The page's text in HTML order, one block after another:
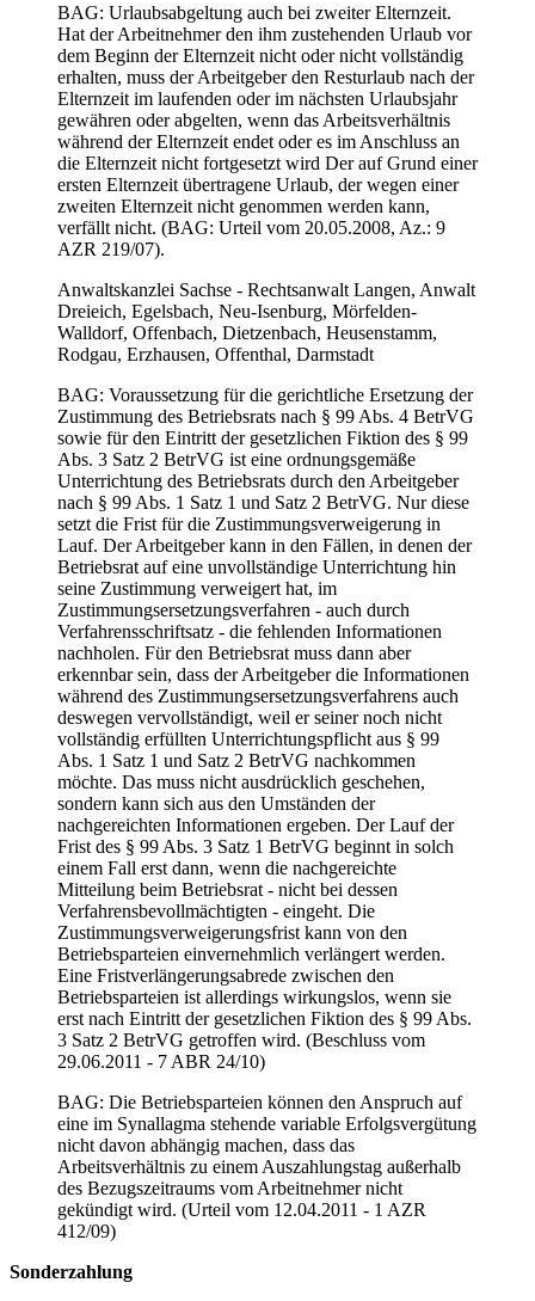
BAG: Urlaubsabgeltung auch bei zweiter Elternzeit.
Hat der Arbeitnehmer den ihm zustehenden Urlaub vor
dem Beginn der Elternzeit nicht oder nicht vollständig
erhalten, muss der Arbeitgeber den Resturlaub nach der
Elternzeit im laufenden oder im nächsten Urlaubsjahr
gewähren oder abgelten, wenn das Arbeitsverhältnis
während der Elternzeit endet oder es im Anschluss an
die Elternzeit nicht fortgesetzt wird Der auf Grund einer
ersten Elternzeit übertragene Urlaub, der wegen einer
zweiten Elternzeit nicht genommen werden kann,
verfällt nicht. (BAG: Urteil vom 20.05.2008, Az.: 9
AZR 219/07).
Anwaltskanzlei Sachse - Rechtsanwalt Langen, Anwalt
Dreieich, Egelsbach, Neu-Isenburg, Mörfelden-
Walldorf, Offenbach, Dietzenbach, Heusenstamm,
Rodgau, Erzhausen, Offenthal, Darmstadt
BAG: Voraussetzung für die gerichtliche Ersetzung der
Zustimmung des Betriebsrats nach § 99 Abs. 4 BetrVG
sowie für den Eintritt der gesetzlichen Fiktion des § 99
Abs. 3 Satz 2 BetrVG ist eine ordnungsgemäße
Unterrichtung des Betriebsrats durch den Arbeitgeber
nach § 99 Abs. 1 Satz 1 und Satz 2 BetrVG. Nur diese
setzt die Frist für die Zustimmungsverweigerung in
Lauf. Der Arbeitgeber kann in den Fällen, in denen der
Betriebsrat auf eine unvollständige Unterrichtung hin
seine Zustimmung verweigert hat, im
Zustimmungsersetzungsverfahren - auch durch
Verfahrensschriftsatz - die fehlenden Informationen
nachholen. Für den Betriebsrat muss dann aber
erkennbar sein, dass der Arbeitgeber die Informationen
während des Zustimmungsersetzungsverfahrens auch
deswegen vervollständigt, weil er seiner noch nicht
vollständig erfüllten Unterrichtungspflicht aus § 99
Abs. 1 Satz 1 und Satz 2 BetrVG nachkommen
möchte. Das muss nicht ausdrücklich geschehen,
sondern kann sich aus den Umständen der
nachgereichten Informationen ergeben. Der Lauf der
Frist des § 99 Abs. 3 Satz 1 BetrVG beginnt in solch
einem Fall erst dann, wenn die nachgereichte
Mitteilung beim Betriebsrat - nicht bei dessen
Verfahrensbevollmächtigten - eingeht. Die
Zustimmungsverweigerungsfrist kann von den
Betriebsparteien einvernehmlich verlängert werden.
Eine Fristverlängerungsabrede zwischen den
Betriebsparteien ist allerdings wirkungslos, wenn sie
erst nach Eintritt der gesetzlichen Fiktion des § 99 Abs.
3 Satz 2 BetrVG getroffen wird. (Beschluss vom
29.06.2011 - 7 ABR 24/10)
BAG: Die Betriebsparteien können den Anspruch auf
eine im Synallagma stehende variable Erfolgsvergütung
nicht davon abhängig machen, dass das
Arbeitsverhältnis zu einem Auszahlungstag außerhalb
des Bezugszeitraums vom Arbeitnehmer nicht
gekündigt wird. (Urteil vom 12.04.2011 - 1 AZR
412/09)
Sonderzahlung